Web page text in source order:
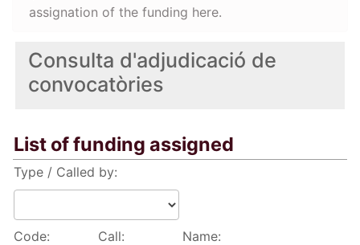
Consulta d'adjudicació de
convocatòries
List of funding assigned
Type / Called by:
Code: Call: Name:
assignation of the funding here.